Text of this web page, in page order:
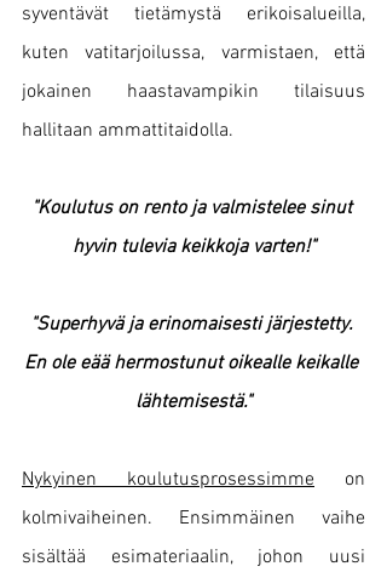
syventävät tietämystä erikoisalueilla,
kuten vatitarjoilussa, varmistaen, että
jokainen haastavampikin tilaisuus
hallitaan ammattitaidolla.
"Koulutus on rento ja valmistelee sinut
hyvin tulevia keikkoja varten!"
"Superhyvä ja erinomaisesti järjestetty.
En ole eää hermostunut oikealle keikalle
lähtemisestä."
Nykyinen koulutusprosessimme on
kolmivaiheinen. Ensimmäinen vaihe
sisältää esimateriaalin, johon uusi